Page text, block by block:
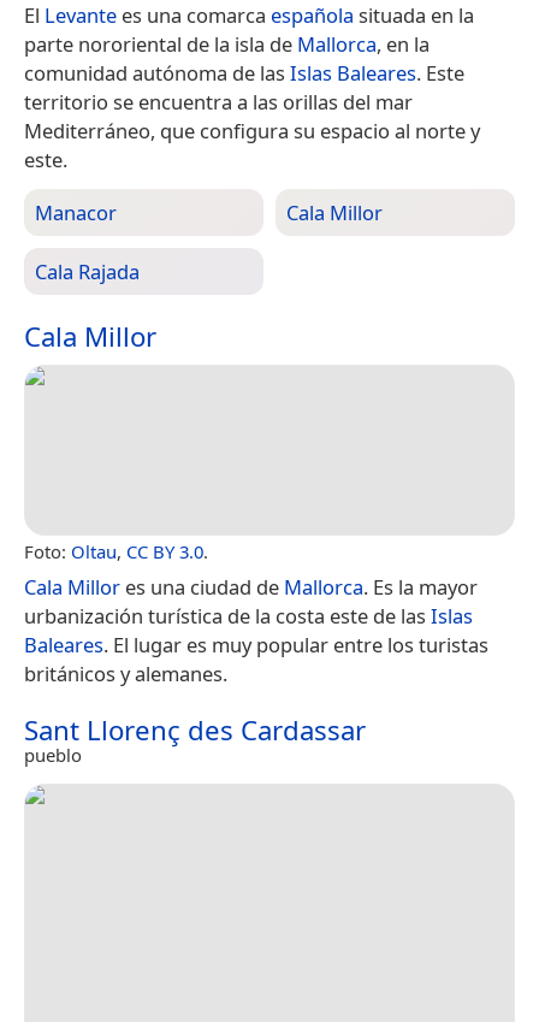
El Levante es una comarca española situada en la
parte nororiental de la isla de Mallorca, en la
comunidad autónoma de las Islas Baleares.​ Este
territorio se encuentra a las orillas del mar
Mediterráneo, que configura su espacio al norte y
este.
Manacor
Cala Millor
Cala Rajada
Cala Millor
Foto: Oltau, CC BY 3.0.
Cala Millor es una ciudad de Mallorca. Es la mayor
urbanización turística de la costa este de las Islas
Baleares. El lugar es muy popular entre los turistas
británicos y alemanes.
Sant Llorenç des Cardassar
pueblo